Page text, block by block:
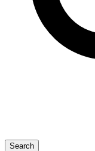
Search